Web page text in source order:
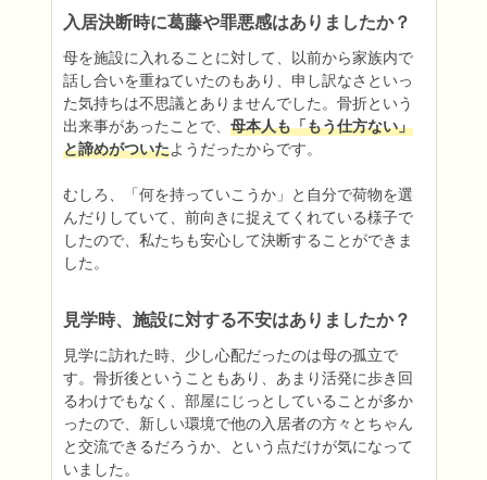
入居決断時に葛藤や罪悪感はありましたか？
母を施設に入れることに対して、以前から家族内で
話し合いを重ねていたのもあり、申し訳なさといっ
た気持ちは不思議とありませんでした。骨折という
出来事があったことで、 母本人も「もう仕方ない」
と諦めがついたようだったからです。
むしろ、「何を持っていこうか」と自分で荷物を選
んだりしていて、前向きに捉えてくれている様子で
したので、私たちも安心して決断することができま
した。
見学時、施設に対する不安はありましたか？
見学に訪れた時、少し心配だったのは母の孤立で
す。骨折後ということもあり、あまり活発に歩き回
るわけでもなく、部屋にじっとしていることが多か
ったので、新しい環境で他の入居者の方々とちゃん
と交流できるだろうか、という点だけが気になって
いました。